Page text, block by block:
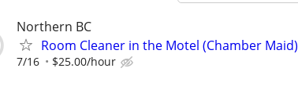
Northern BC
Room Cleaner in the Motel (Chamber Maid)
7/16 $25.00/hour